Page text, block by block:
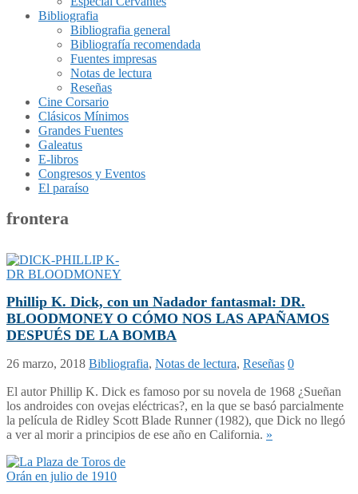
Bibliografia
Bibliografia general
Bibliografía recomendada
Fuentes impresas
Notas de lectura
Reseñas
Cine Corsario
Clásicos Mínimos
Grandes Fuentes
Galeatus
E-libros
Congresos y Eventos
El paraíso
frontera
Phillip K. Dick, con un Nadador fantasmal: DR.
BLOODMONEY O CÓMO NOS LAS APAÑAMOS
DESPUÉS DE LA BOMBA
26 marzo, 2018 Bibliografia, Notas de lectura, Reseñas 0
El autor Phillip K. Dick es famoso por su novela de 1968 ¿Sueñan
los androides con ovejas eléctricas?, en la que se basó parcialmente
la película de Ridley Scott Blade Runner (1982), que Dick no llegó
a ver al morir a principios de ese año en California. »